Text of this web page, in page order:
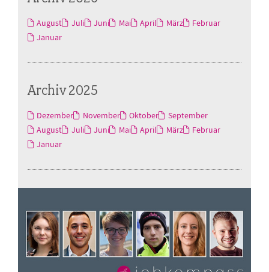
August Juli Juni Mai April März
Februar
Januar
Archiv 2025
Dezember November Oktober
September
August
Juli Juni Mai April März
Februar
Januar